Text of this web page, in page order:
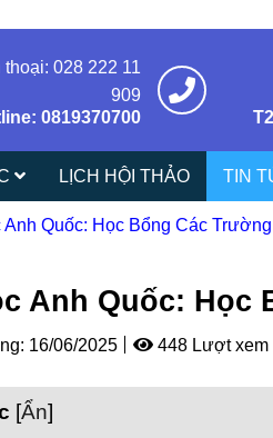
028 222 11
909
0819370700
LỊCH HỘI THẢO TIN
Anh Quốc: Học Bổng Các
Anh Quốc: Học
16/06/2025 448 Lượt xem
[Ẩn]